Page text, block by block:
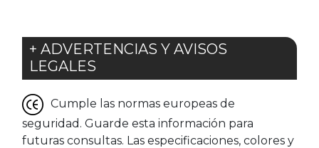
+ ADVERTENCIAS Y AVISOS
LEGALES
Cumple las normas europeas de
seguridad. Guarde esta información para
futuras consultas. Las especificaciones, colores y